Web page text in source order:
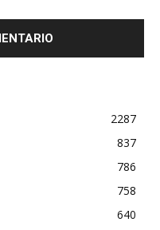
2287
837
786
758
640